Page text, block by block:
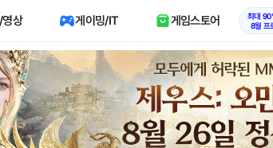
영상 게이밍/IT 게임스토어
최대
8월 프